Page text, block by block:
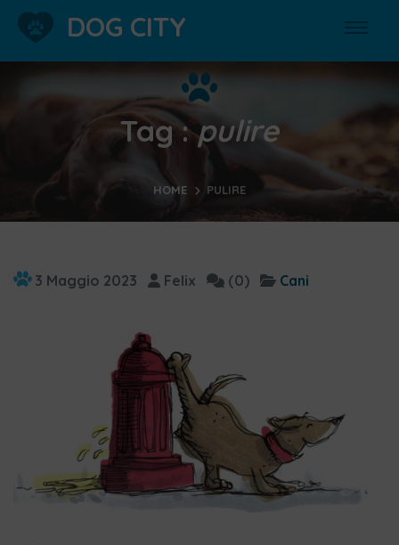
DOG CITY
Tag :pulire
HOME PULIRE
3 Maggio 2023 Felix (0) Cani